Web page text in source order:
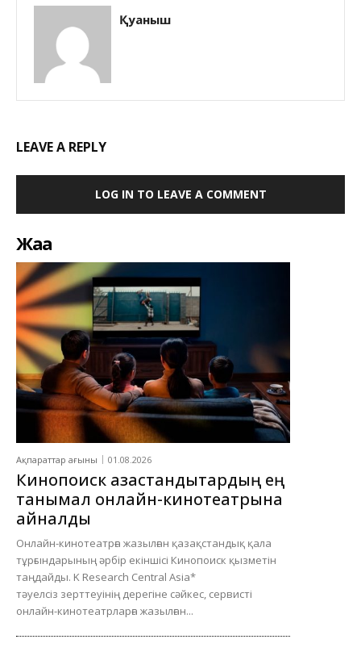
Қуаныш
LEAVE A REPLY
LOG IN TO LEAVE A COMMENT
Жаңа
Ақпараттар ағыны 01.08.2026
Кинопоиск қазақстандықтардың ең
танымал онлайн-кинотеатрына
айналды
Онлайн-кинотеатрға жазылған қазақстандық қала
тұрғындарының әрбір екіншісі Кинопоиск қызметін
таңдайды. K Research Central Asia*
тәуелсіз зерттеуінің дерегіне сәйкес, сервисті
онлайн-кинотеатрларға жазылған...